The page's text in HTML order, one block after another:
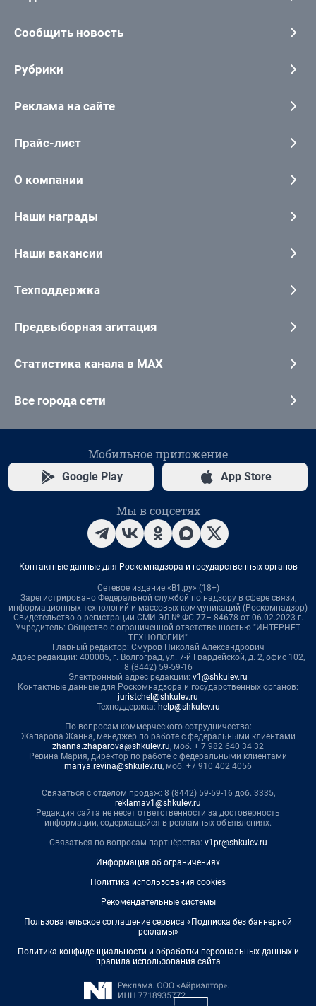
Сообщить новость
Рубрики
Реклама на сайте
Прайс-лист
О компании
Наши награды
Наши вакансии
Техподдержка
Предвыборная агитация
Статистика канала в MAX
Все города сети
Мобильное приложение
Google Play App Store
Мы в соцсетях
Контактные данные для Роскомнадзора и государственных органов
Сетевое издание «В1.ру» (18+)
Зарегистрировано Федеральной службой по надзору в сфере связи,
информационных технологий и массовых коммуникаций (Роскомнадзор)
Свидетельство о регистрации СМИ ЭЛ № ФС 77– 84678 от 06.02.2023 г.
Учредитель: Общество с ограниченной ответственностью "ИНТЕРНЕТ
ТЕХНОЛОГИИ"
Главный редактор: Смуров Николай Александрович
Адрес редакции: 400005, г. Волгоград, ул. 7-й Гвардейской, д. 2, офис 102,
8 (8442) 59-59-16
Электронный адрес редакции: v1@shkulev.ru
Контактные данные для Роскомнадзора и государственных органов:
juristchel@shkulev.ru
Техподдержка: help@shkulev.ru
По вопросам коммерческого сотрудничества:
Жапарова Жанна, менеджер по работе с федеральными клиентами
zhanna.zhaparova@shkulev.ru, моб. + 7 982 640 34 32
Ревина Мария, директор по работе с федеральными клиентами
mariya.revina@shkulev.ru, моб. +7 910 402 4056
Связаться с отделом продаж: 8 (8442) 59-59-16 доб. 3335,
reklamav1@shkulev.ru
Редакция сайта не несет ответственности за достоверность
информации, содержащейся в рекламных объявлениях.
Связаться по вопросам партнёрства: v1pr@shkulev.ru
Информация об ограничениях
Политика использования cookies
Рекомендательные системы
Пользовательское соглашение сервиса «Подписка без баннерной
рекламы»
Политика конфиденциальности и обработки персональных данных и
правила использования сайта